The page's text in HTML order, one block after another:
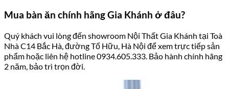
Mua bàn ăn chính hãng Gia Khánh ở đâu?
Quý khách vui lòng đến showroom Nội Thất Gia Khánh tại Toà
Nhà C14 Bắc Hà, đường Tố Hữu, Hà Nội để xem trực tiếp sản
phẩm hoặc liên hệ hotline 0934.605.333. Bảo hành chính hãng
2 năm, bảo trì trọn đời.